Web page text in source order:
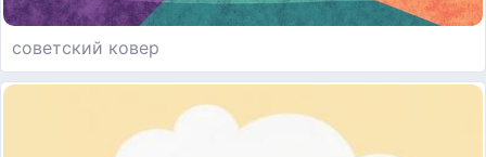
советский ковер